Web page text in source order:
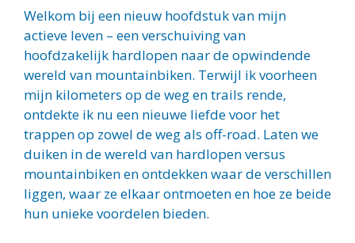
Welkom bij een nieuw hoofdstuk van mijn
actieve leven – een verschuiving van
hoofdzakelijk hardlopen naar de opwindende
wereld van mountainbiken. Terwijl ik voorheen
mijn kilometers op de weg en trails rende,
ontdekte ik nu een nieuwe liefde voor het
trappen op zowel de weg als off-road. Laten we
duiken in de wereld van hardlopen versus
mountainbiken en ontdekken waar de verschillen
liggen, waar ze elkaar ontmoeten en hoe ze beide
hun unieke voordelen bieden.